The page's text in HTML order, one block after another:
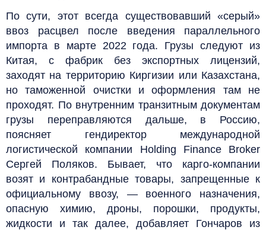
По сути, этот всегда существовавший «серый»
ввоз расцвел после введения параллельного
импорта в марте 2022 года. Грузы следуют из
Китая, с фабрик без экспортных лицензий,
заходят на территорию Киргизии или Казахстана,
но таможенной очистки и оформления там не
проходят. По внутренним транзитным документам
грузы переправляются дальше, в Россию,
поясняет гендиректор международной
логистической компании Holding Finance Broker
Сергей Поляков. Бывает, что карго-компании
возят и контрабандные товары, запрещенные к
официальному ввозу, — военного назначения,
опасную химию, дроны, порошки, продукты,
жидкости и так далее, добавляет Гончаров из